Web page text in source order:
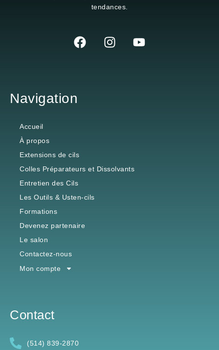
tendances.
Navigation
Accueil
À propos
Extensions de cils
Colles Préparateurs et Dissolvants
Entretien des Cils
Les Outils & Usten-cils
Formations
Devenez partenaire
Le salon
Contactez-nous
Mon compte
Contact
(514) 839-2870